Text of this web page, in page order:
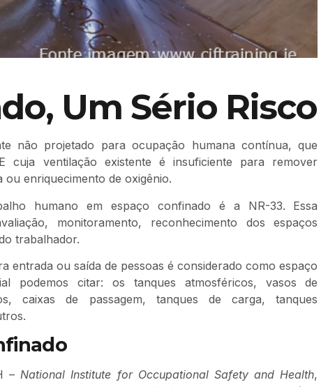
Um Sério Risco
não projetado para ocupação humana contínua, que
cuja ventilação existente é insuficiente para remover
enriquecimento de oxigênio.
humano em espaço confinado é a NR-33. Essa
monitoramento, reconhecimento dos espaços
trabalhador.
entrada ou saída de pessoas é considerado como espaço
podemos citar: os tanques atmosféricos, vasos de
caixas de passagem, tanques de carga, tanques
– National Institute for Occupational Safety and Health,